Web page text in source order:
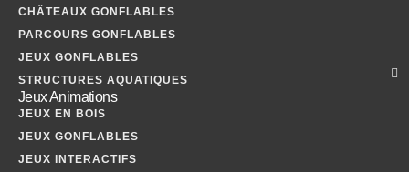
CHÂTEAUX GONFLABLES
PARCOURS GONFLABLES
JEUX GONFLABLES
STRUCTURES AQUATIQUES
Jeux Animations
JEUX EN BOIS
JEUX GONFLABLES
JEUX INTERACTIFS